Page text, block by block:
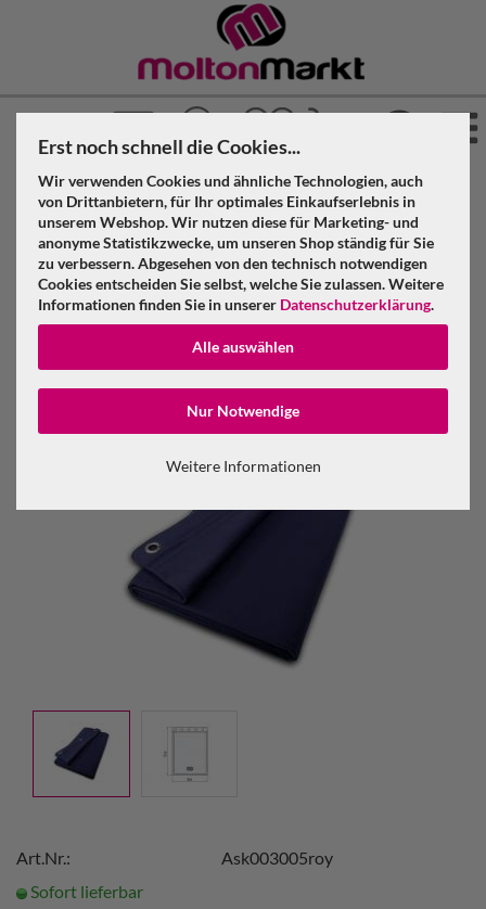
Erst noch schnell die Cookies...
Wir verwenden Cookies und ähnliche Technologien, auch
von Drittanbietern, für Ihr optimales Einkaufserlebnis in
unserem Webshop. Wir nutzen diese für Marketing- und
anonyme Statistikzwecke, um unseren Shop ständig für Sie
zu verbessern. Abgesehen von den technisch notwendigen
Cookies entscheiden Sie selbst, welche Sie zulassen. Weitere
Informationen finden Sie in unserer Datenschutzerklärung.
Alle auswählen
Nur Notwendige
Weitere Informationen
Konto erstellen
Molton Markt » Akustikstoff » Akustikvorhang geöst
Royalblau »
Akustikvorhang royalblau Molton 300 g/m² B=3m (geöst) x
H=5m
Akustikvorhang royalblau Molton 300
g/m² B=3m (geöst) x H=5m
Art.Nr.:
Ask003005roy
Sofort lieferbar